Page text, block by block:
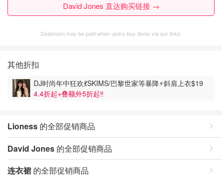
David Jones 直达购买链接 →
Dealmoon may be paid when users buy items via our links.
其他折扣
DJ时尚年中狂欢💃SKIMS/巴黎世家等暴降⚡斜肩上衣$19
4.4折起+叠额外5折起‼️
Lioness 的全部促销商品
David Jones 的全部促销商品
连衣裙 的全部促销商品